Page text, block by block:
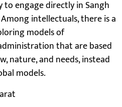
to engage directly in Sangh
intellectuals, there is a
models of
that are based
nature, and needs, instead
models.